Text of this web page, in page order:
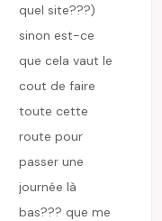
quel site???)
sinon est-ce
que cela vaut le
cout de faire
toute cette
route pour
passer une
journée là
bas??? que me